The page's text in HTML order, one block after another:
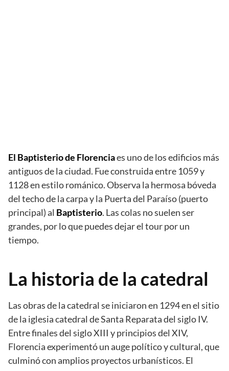
El Baptisterio de Florenciaes uno de los edificios más
antiguos de la ciudad. Fue construida entre 1059 y
1128 en estilo románico. Observa la hermosa bóveda
del techo de la carpa y la Puerta del Paraíso (puerto
principal) al Baptisterio. Las colas no suelen ser
grandes, por lo que puedes dejar el tour por un
tiempo.
La historia de la catedral
Las obras de la catedral se iniciaron en 1294 en el sitio
de la iglesia catedral de Santa Reparata del siglo IV.
Entre finales del siglo XIII y principios del XIV,
Florencia experimentó un auge político y cultural, que
culminó con amplios proyectos urbanísticos. El